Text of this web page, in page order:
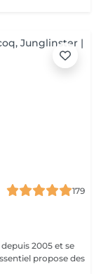
179
2005 et se